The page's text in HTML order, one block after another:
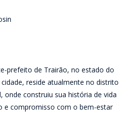
prefeito de Trairão, no estado do
reside atualmente no distrito
onde construiu sua história de vida
e compromisso com o bem-estar